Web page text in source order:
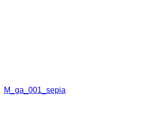
M_ga_001_sepia